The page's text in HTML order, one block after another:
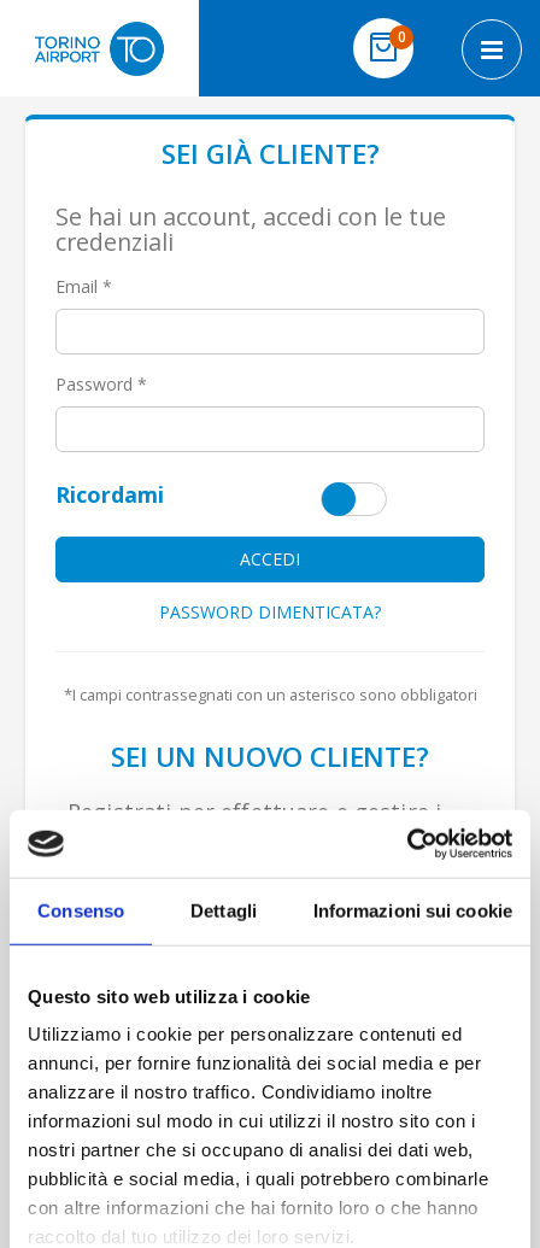
Consenso Dettagli Informazioni sui cookie
Questo sito web utilizza i cookie
Utilizziamo i cookie per personalizzare contenuti ed
annunci, per fornire funzionalità dei social media e per
analizzare il nostro traffico. Condividiamo inoltre
informazioni sul modo in cui utilizzi il nostro sito con i
nostri partner che si occupano di analisi dei dati web,
pubblicità e social media, i quali potrebbero combinarle
con altre informazioni che hai fornito loro o che hanno
raccolto dal tuo utilizzo dei loro servizi.
Cart
0elementi
SEI GIÀ CLIENTE?
Se hai un account, accedi con le tue
credenziali
Email
Password
Ricordami
ACCEDI
PASSWORD DIMENTICATA?
SEI UN NUOVO CLIENTE?
Registrati per effettuare e gestire i
oppure
Accedi con Google